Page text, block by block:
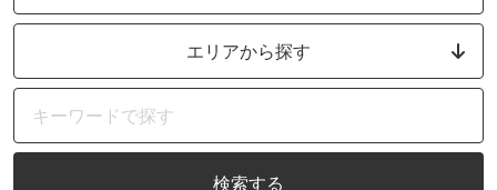
エリアから探す
検索する